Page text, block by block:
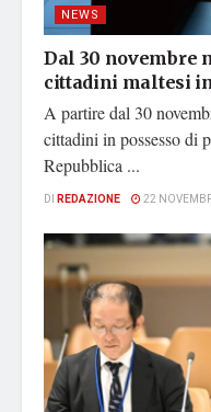
NEWS
Dal 30 novembre
cittadini maltesi
A partire dal 30
cittadini in possesso di
Repubblica ...
DI REDAZIONE 22